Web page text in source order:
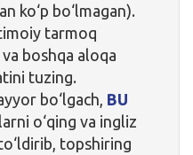
ko‘p bo‘lmagan).
tarmoq
boshqa aloqa
tuzing.
bo‘lgach, BU
o‘qing va ingliz
topshiring